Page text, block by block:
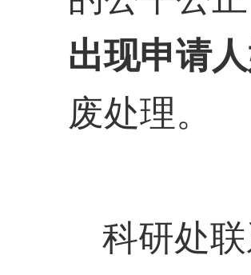
出现申请
废处理。
科研处